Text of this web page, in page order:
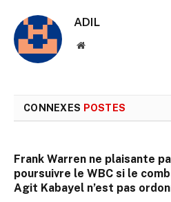
ADIL
Site
CONNEXES POSTES
Frank Warren ne plaisante
poursuivre le WBC si le
Agit Kabayel n’est pas